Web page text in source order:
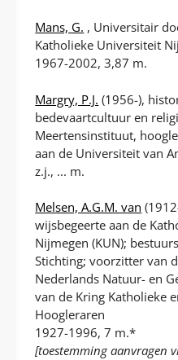
Mans, G. , Universitair
Katholieke Universiteit
1967-2002, 3,87 m.
Margry, P.J. (1956-),
bedevaartcultuur en
Meertensinstituut,
aan de Universiteit van
z.j., ... m.
Melsen, A.G.M. van
wijsbegeerte aan de
Nijmegen (KUN);
Stichting; voorzitter van
Nederlands Natuur- en
van de Kring Katholieke
Hoogleraren
1927-1996, 7 m.*
[toestemming aanvragen